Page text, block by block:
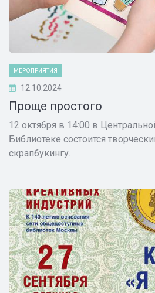
МЕРОПРИЯТИЯ
12.10.2024
Проще простого
12 октября в 14:00 в
Библиотеке состоится
скрапбукингу.